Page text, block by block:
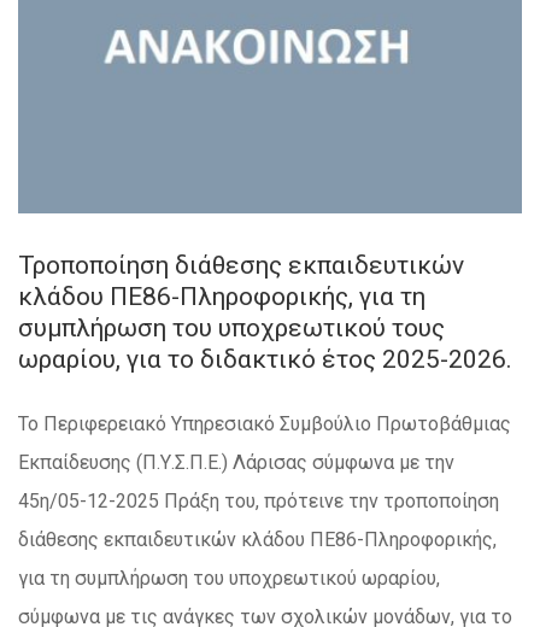
Τροποποίηση διάθεσης εκπαιδευτικών
κλάδου ΠΕ86-Πληροφορικής, για τη
συμπλήρωση του υποχρεωτικού τους
ωραρίου, για το διδακτικό έτος 2025-2026.
Το Περιφερειακό Υπηρεσιακό Συμβούλιο Πρωτοβάθμιας
Εκπαίδευσης (Π.Υ.Σ.Π.Ε.) Λάρισας σύμφωνα με την
45η/05-12-2025 Πράξη του, πρότεινε την τροποποίηση
διάθεσης εκπαιδευτικών κλάδου ΠΕ86-Πληροφορικής,
για τη συμπλήρωση του υποχρεωτικού ωραρίου,
σύμφωνα με τις ανάγκες των σχολικών μονάδων, για το